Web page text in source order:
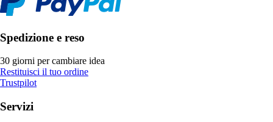
Spedizione e reso
30 giorni per cambiare idea
Restituisci il tuo ordine
Trustpilot
Servizi